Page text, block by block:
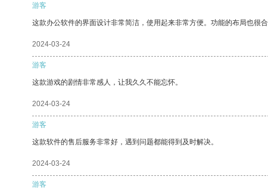
游客
这款办公软件的界面设计非常简洁，使用起来非常方便。功能的布局也很合
2024-03-24
游客
这款游戏的剧情非常感人，让我久久不能忘怀。
2024-03-24
游客
这款软件的售后服务非常好，遇到问题都能得到及时解决。
2024-03-24
游客